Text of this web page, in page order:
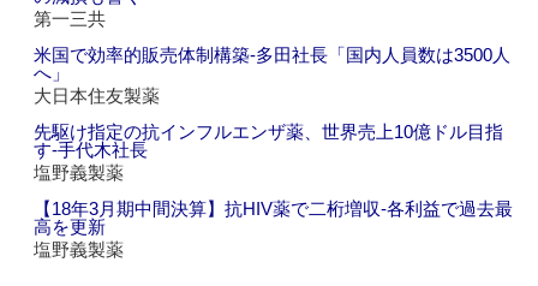
第一三共
米国で効率的販売体制構築‐多田社長「国内人員数は3500人
へ」
大日本住友製薬
先駆け指定の抗インフルエンザ薬、世界売上10億ドル目指
す‐手代木社長
塩野義製薬
【18年3月期中間決算】抗HIV薬で二桁増収‐各利益で過去最
高を更新
塩野義製薬